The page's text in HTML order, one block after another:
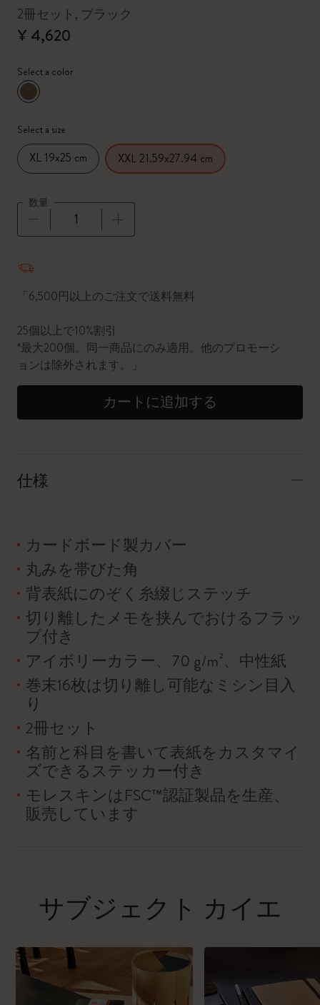
2冊セット, ブラック
¥ 4,620
Select a color
選択済
*選択したカラー
Select a size
XL 19x25 cm XXL 21.59x27.94 cm
数量
「6,500円以上のご注文で送料無料
25個以上で10%割引
*最大200個。同一商品にのみ適用。他のプロモーシ
ョンは除外されます。」
カートに追加する
仕様
カードボード製カバー
丸みを帯びた角
背表紙にのぞく糸綴じステッチ
切り離したメモを挟んでおけるフラッ
プ付き
アイボリーカラー、70 g/m²、中性紙
巻末16枚は切り離し可能なミシン目入
り
2冊セット
名前と科目を書いて表紙をカスタマイ
ズできるステッカー付き
モレスキンはFSC™認証製品を生産、
販売しています
サブジェクト カイエ